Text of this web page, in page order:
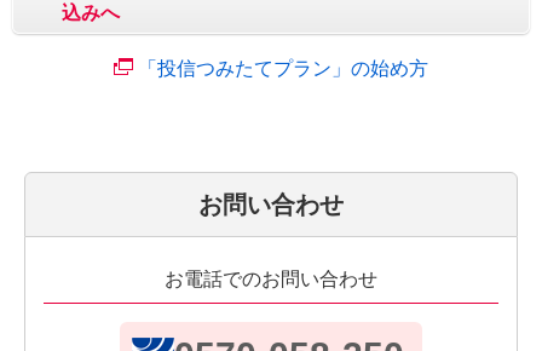
込みへ
「投信つみたてプラン」の始め方
お問い合わせ
お電話でのお問い合わせ